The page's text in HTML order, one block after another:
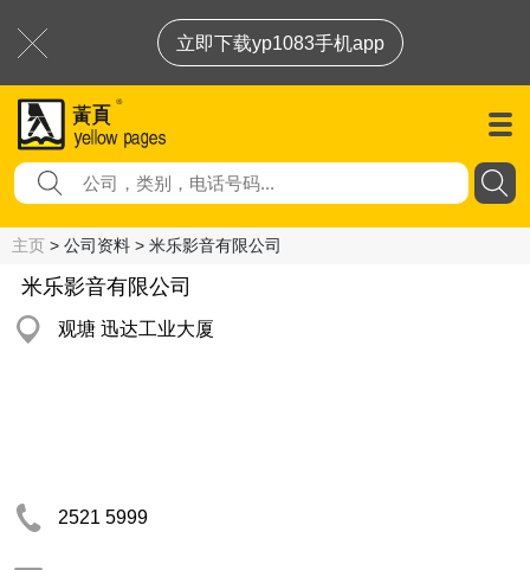
立即下载yp1083手机app
主页 > 公司资料 > 米乐影音有限公司
米乐影音有限公司
观塘 迅达工业大厦
2521 5999